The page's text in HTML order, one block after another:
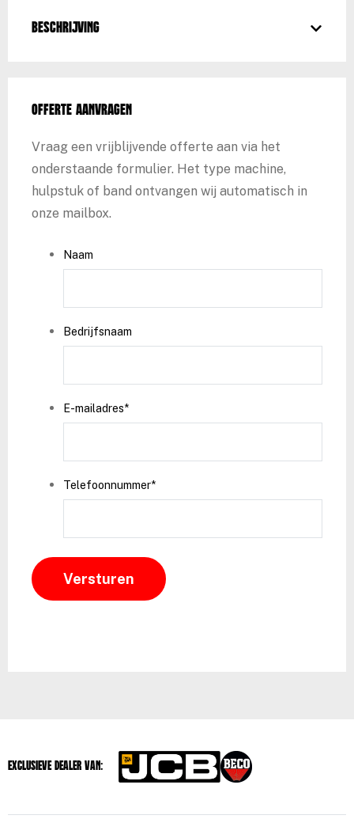
Beschrijving
Offerte aanvragen
Vraag een vrijblijvende offerte aan via het
onderstaande formulier. Het type machine,
hulpstuk of band ontvangen wij automatisch in
onze mailbox.
Naam
Bedrijfsnaam
E-mailadres*
Telefoonnummer*
Exclusieve dealer van: